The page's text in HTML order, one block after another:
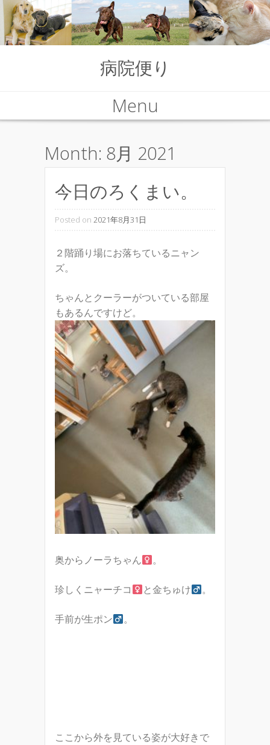
病院便り
Menu
Month: 8月 2021
今日のろくまい。
Posted on 2021年8月31日
２階踊り場にお落ちているニャン
ズ。
ちゃんとクーラーがついている部屋
もあるんですけど。
奥からノーラちゃん 。
珍しくニャーチコ と金ちゅけ 。
手前が生ポン 。
ここから外を見ている姿が大好きで